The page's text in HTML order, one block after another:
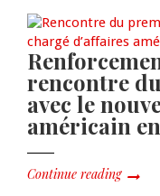
rencontre
avec le
américain
Continue reading